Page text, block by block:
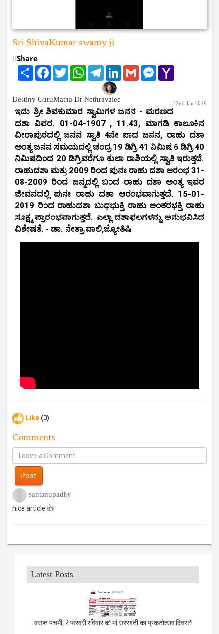
Sri ShivaKumar swamy ji
Share
Share Facebook
TwitterWhatsAppTelegramLinkedInGmail Messenger
Destiny GuruMatha Dr Nethravalee 22nd Jan 2019
ಇದು ಶ್ರೀ ಶಿವಕುಮಾರ ಸ್ವಾಮಿಗಳ ಜನನ - ಮರಣದ
ದಶಾ ವಿವರ. 01-04-1907 , 11.43, ಮಾಗಡಿ ತಾಲೂಕಿನ
ವೀರಾಪುರದಲ್ಲಿ ಜನನ ಸ್ವಾತಿ 4ನೇ ಪಾದ ಜನನ, ರಾಹು ದಶಾ
ಅಂತ್ಯ ಜನನ ಸಮಯದಲ್ಲಿ ಚಂದ್ರ 19 ಡಿಗ್ರಿ 41 ನಿಮಿಷ 6 ಡಿಗ್ರಿ 40
ನಿಮಿಷದಿಂದ 20 ಡಿಗ್ರಿವರೆಗೂ ತುಲಾ ರಾಶಿಯಲ್ಲಿ ಸ್ವಾತಿ ಇರುತ್ತದೆ.
ರಾಹುದಶಾ ಮತ್ತು 2009 ರಿಂದ ಪುನಃ ರಾಹು ದಶಾ ಆರಂಭ 31-
08-2009 ರಿಂದ ಜನ್ಮದಲ್ಲಿ ಬಂದ ರಾಹು ದಶಾ ಅಂತ್ಯ ಇವರ
ಜೀವನದಲ್ಲಿ ಪುನಃ ರಾಹು ದಶಾ ಆರಂಭವಾಗುತ್ತದೆ. 15-01-
2019 ರಿಂದ ರಾಹುದಶಾ ಬುಧಭುಕ್ತಿ ರಾಹು ಅಂತರಭಕ್ತಿ ರಾಹು
ಸೂಕ್ಷ್ಮ ಪ್ರಾರಂಭವಾಗುತ್ತದೆ. ಎಲ್ಲಾ ದಶಾಫಲಗಳನ್ನು ಅನುಭವಿಸಿದ
ವಿಶೇಷತೆ. - ಡಾ. ನೇತ್ರಾ ವಾಲಿ,ಜ್ಯೋತಿಷಿ
Like (0)
Comments
Post
santanupadhy
nice article 👍
Latest Posts
वसन्त पंचमी, 2 फरवरी रविवार को मां सरस्वती का प्रकटोत्सव दिवस*